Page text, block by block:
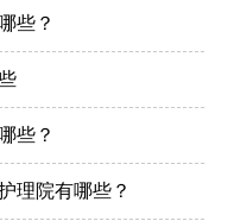
些？
些？
理院有哪些？